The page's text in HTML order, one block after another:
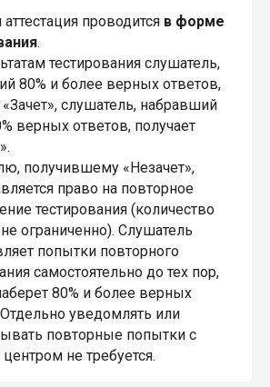
проводится в форме
.
тестирования слушатель,
80% и более верных ответов,
«Зачет», слушатель, набравший
верных ответов, получает
получившему «Незачет»,
право на повторное
тестирования (количество
ограниченно). Слушатель
попытки повторного
самостоятельно до тех пор,
80% и более верных
уведомлять или
повторные попытки с
не требуется.